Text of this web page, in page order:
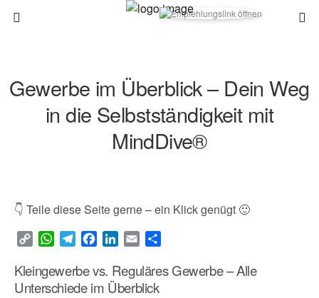
Gewerbe im Überblick – Dein Weg
in die Selbstständigkeit mit
MindDive®
👇 Teile diese Seite gerne – ein Klick genügt 🙂
C
p
y
W
a
t
l
e
c
e
n
k
a
i
i
Kleingewerbe vs. Reguläres Gewerbe – Alle
Unterschiede im Überblick